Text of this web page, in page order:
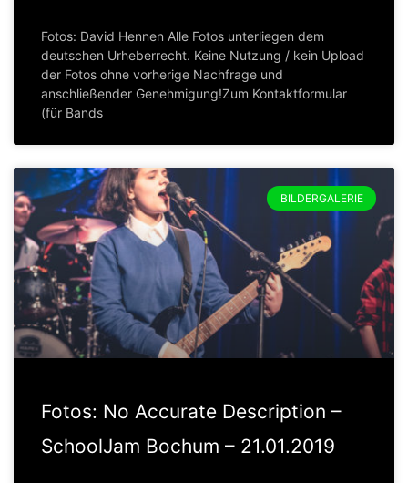
Fotos: David Hennen Alle Fotos unterliegen dem
deutschen Urheberrecht. Keine Nutzung / kein Upload
der Fotos ohne vorherige Nachfrage und
anschließender Genehmigung!Zum Kontaktformular
(für Bands
BILDERGALERIE
Fotos: No Accurate Description –
SchoolJam Bochum – 21.01.2019